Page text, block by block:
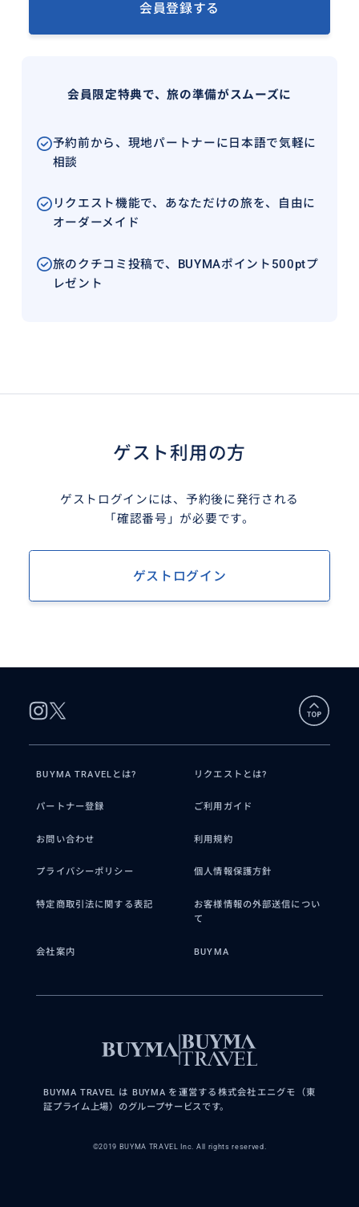
会員登録する
会員限定特典で、旅の準備がスムーズに
予約前から、現地パートナーに日本語で気軽に
相談
リクエスト機能で、あなただけの旅を、自由に
オーダーメイド
旅のクチコミ投稿で、BUYMAポイント500ptプ
レゼント
ゲスト利用の方
ゲストログインには、予約後に発行される
「確認番号」が必要です。
ゲストログイン
BUYMA TRAVELとは? リクエストとは?
パートナー登録 ご利用ガイド
お問い合わせ 利用規約
プライバシーポリシー 個人情報保護方針
特定商取引法に関する表記
お客様情報の外部送信につい
て
会社案内 BUYMA
BUYMA TRAVEL は BUYMA を運営する株式会社エニグモ（東
証プライム上場）のグループサービスです。
©2019 BUYMA TRAVEL Inc. All rights reserved.